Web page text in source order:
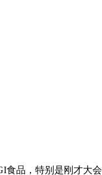
品，特别是刚才大